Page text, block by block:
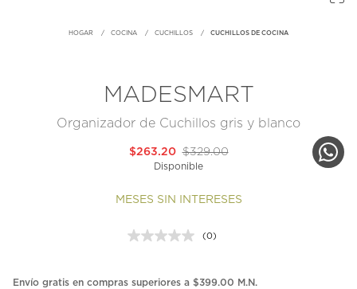
HOGAR COCINA CUCHILLOS CUCHILLOS DE COCINA
MADESMART
Organizador de Cuchillos gris y blanco
$329.00
$263.20
Disponible
MESES SIN INTERESES
Sin
en
(0)
Envío gratis en compras superiores a $399.00 M.N.